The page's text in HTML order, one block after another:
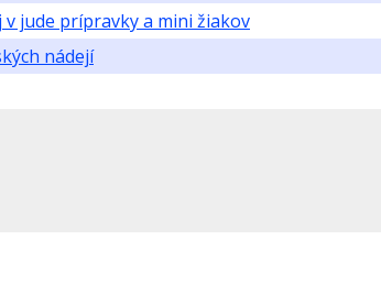
jude prípravky a mini žiakov
nádejí